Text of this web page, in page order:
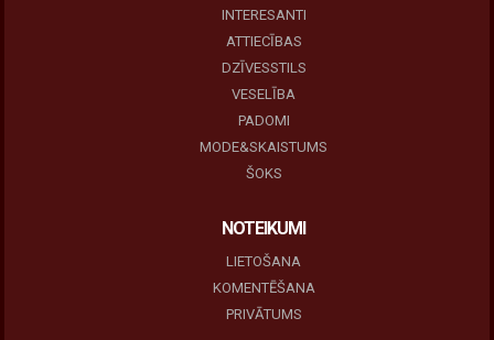
INTERESANTI
ATTIECĪBAS
DZĪVESSTILS
VESELĪBA
PADOMI
MODE&SKAISTUMS
ŠOKS
NOTEIKUMI
LIETOŠANA
KOMENTĒŠANA
PRIVĀTUMS